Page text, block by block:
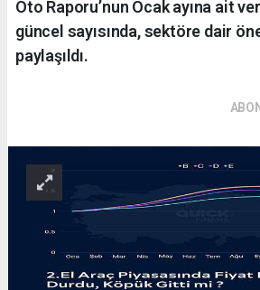
Oto Raporu’nun Ocak ayına ait
güncel sayısında, sektöre dair
paylaşıldı.